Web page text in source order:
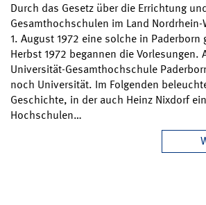
Durch das Gesetz über die Errichtung
Gesamthochschulen im Land
1. August 1972 eine solche in Paderborn
Herbst 1972 begannen die Vorlesungen.
Universität-Gesamthochschule
noch Universität. Im Folgenden
Geschichte, in der auch Heinz Nixdorf
Hochschulen…